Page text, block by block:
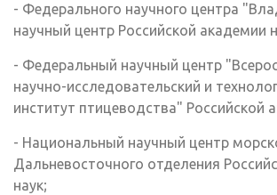
- Федерального научного центра
научный центр Российской академии
- Федеральный научный центр
научно-исследовательский и
институт птицеводства" Российской
- Национальный научный центр
Дальневосточного отделения
наук;